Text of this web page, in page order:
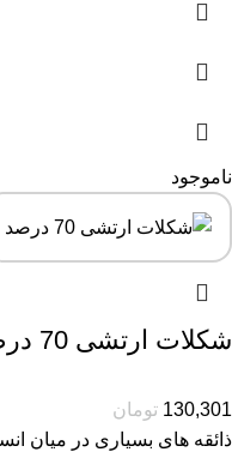
ناموجود
شکلات ارتشی 70 درصد
130,301 تومان
ذائقه های بسیاری در میان